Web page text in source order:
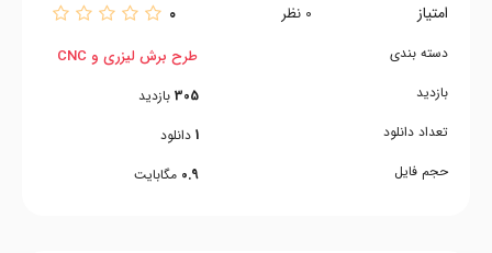
امتیاز 0 نظر 0
دسته بندی
بازدید
تعداد دانلود
حجم فایل
طرح برش لیزری و CNC
305 بازدید
1 دانلود
0.9 مگابایت